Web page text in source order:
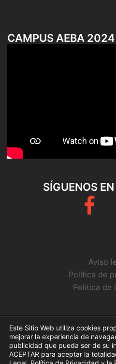
CAMPUS AEBA 2024
SÍGUENOS
Fb
Aviso
Política de
Política de
Este Sitio Web utiliza cookies
mejorar la experiencia de
publicidad que pueda ser de su
ACEPTAR para aceptar la